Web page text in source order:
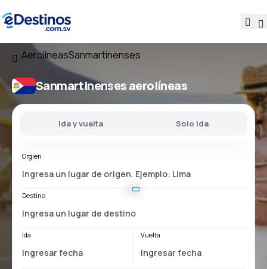
AerolíneasSanmartinenses
Sanmartinenses aerolíneas
Ida y vuelta Solo ida
Orgien
Destino
Ida Vuelta